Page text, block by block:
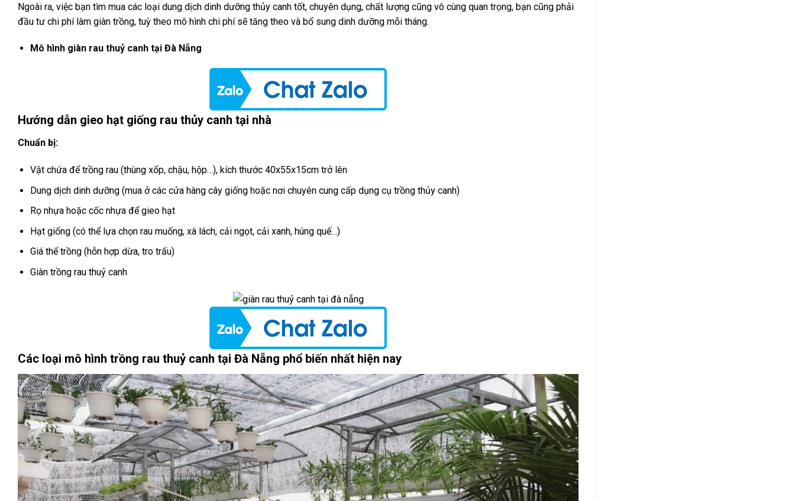
Ngoài ra, việc bạn tìm mua các loại dung dịch dinh dưỡng thủy canh tốt, chuyên dụng, chất lượng cũng vô cùng quan trọng, bạn cũng phải
đầu tư chi phí làm giàn trồng, tuỳ theo mô hình chi phí sẽ tăng theo và bổ sung dinh dưỡng mỗi tháng.
Mô hình giàn rau thuỷ canh tại Đà Nẵng
Hướng dẫn gieo hạt giống rau thủy canh tại nhà
Chuẩn bị:
Vật chứa để trồng rau (thùng xốp, chậu, hộp…), kích thước 40x55x15cm trở lên
Dung dịch dinh dưỡng (mua ở các cửa hàng cây giống hoặc nơi chuyên cung cấp dụng cụ trồng thủy canh)
Rọ nhựa hoặc cốc nhựa để gieo hạt
Hạt giống (có thể lựa chọn rau muống, xà lách, cải ngọt, cải xanh, húng quế…)
Giá thể trồng (hỗn hợp dừa, tro trấu)
Giàn trồng rau thuỷ canh
Các loại mô hình trồng rau thuỷ canh tại Đà Nẵng phổ biến nhất hiện nay